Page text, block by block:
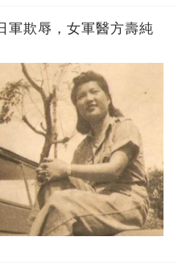
軍欺辱，女軍醫方壽純